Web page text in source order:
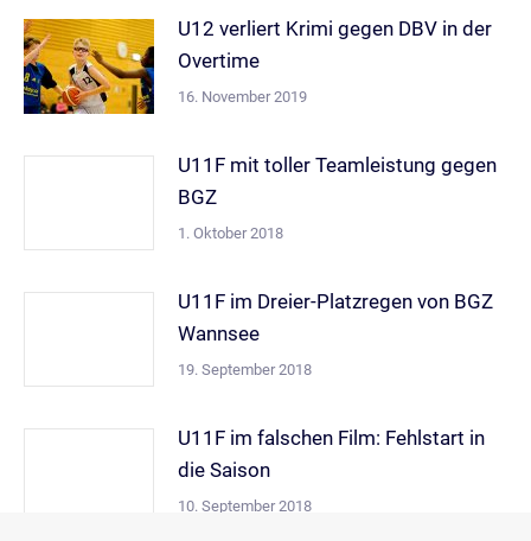
U12 verliert Krimi gegen DBV in der
Overtime
16. November 2019
U11F mit toller Teamleistung gegen
BGZ
1. Oktober 2018
U11F im Dreier-Platzregen von BGZ
Wannsee
19. September 2018
U11F im falschen Film: Fehlstart in
die Saison
10. September 2018